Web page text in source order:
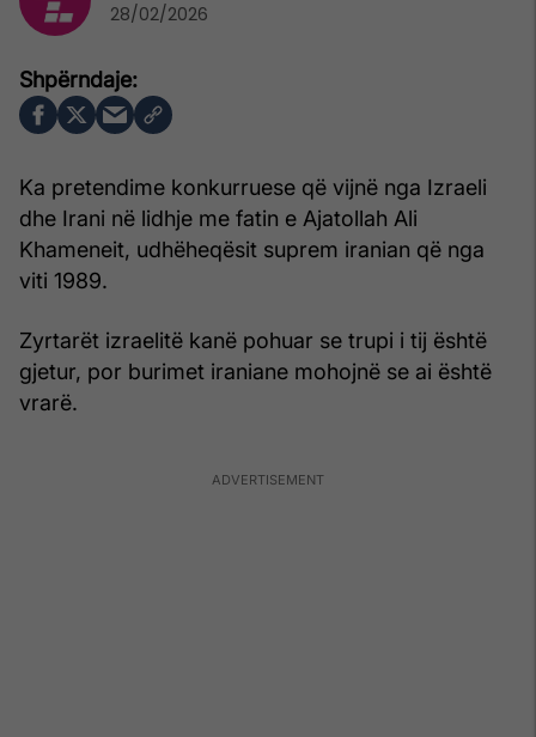
Ka pretendime konkurruese që vijnë nga Izraeli
dhe Irani në lidhje me fatin e Ajatollah Ali
Khameneit, udhëheqësit suprem iranian që nga
viti 1989.
Zyrtarët izraelitë kanë pohuar se trupi i tij është
gjetur, por burimet iraniane mohojnë se ai është
vrarë.
28/02/2026